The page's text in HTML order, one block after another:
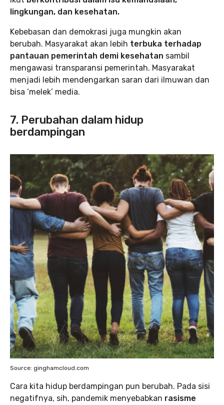
lingkungan, dan kesehatan.
Kebebasan dan demokrasi juga mungkin akan
berubah. Masyarakat akan lebih terbuka terhadap
pantauan pemerintah demi kesehatan sambil
mengawasi transparansi pemerintah. Masyarakat
menjadi lebih mendengarkan saran dari ilmuwan dan
bisa ‘melek’ media.
7. Perubahan dalam hidup
berdampingan
Source: ginghamcloud.com
Cara kita hidup berdampingan pun berubah. Pada sisi
negatifnya, sih, pandemik menyebabkan rasisme